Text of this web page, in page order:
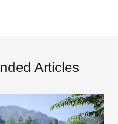
Articles